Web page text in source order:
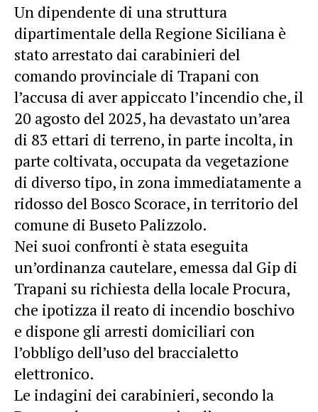
Un dipendente di una struttura
dipartimentale della Regione Siciliana è
stato arrestato dai carabinieri del
comando provinciale di Trapani con
l’accusa di aver appiccato l’incendio che, il
20 agosto del 2025, ha devastato un’area
di 83 ettari di terreno, in parte incolta, in
parte coltivata, occupata da vegetazione
di diverso tipo, in zona immediatamente a
ridosso del Bosco Scorace, in territorio del
comune di Buseto Palizzolo.
Nei suoi confronti è stata eseguita
un’ordinanza cautelare, emessa dal Gip di
Trapani su richiesta della locale Procura,
che ipotizza il reato di incendio boschivo
e dispone gli arresti domiciliari con
l’obbligo dell’uso del braccialetto
elettronico.
Le indagini dei carabinieri, secondo la